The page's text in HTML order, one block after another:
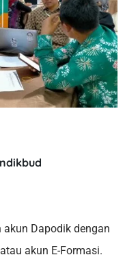
Dapodik dengan
akun E-Formasi.